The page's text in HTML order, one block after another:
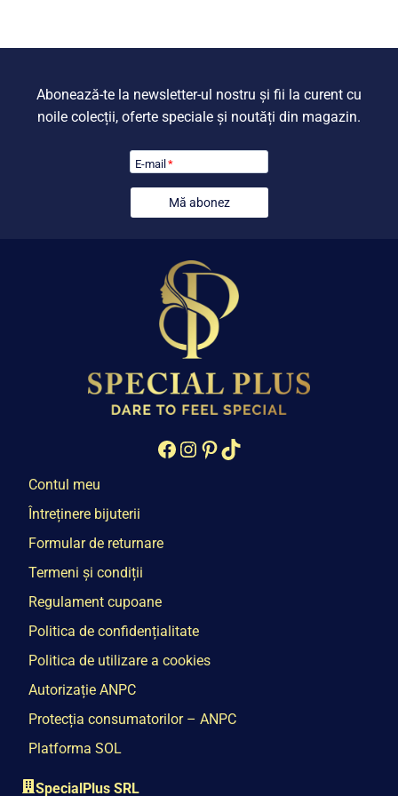
Abonează-te la newsletter-ul nostru și fii la curent cu
noile colecții, oferte speciale și noutăți din magazin.
E-mail *
Mă abonez
Facebook
Instagram
Pinterest
TikTok
Contul meu
Întreținere bijuterii
Formular de returnare
Termeni și condiții
Regulament cupoane
Politica de confidențialitate
Politica de utilizare a cookies
Autorizație ANPC
Protecția consumatorilor – ANPC
Platforma SOL
SpecialPlus SRL